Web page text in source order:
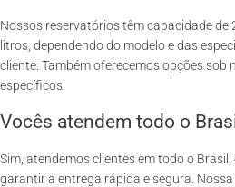
Nossos reservatórios têm capacidade de
litros, dependendo do modelo e das
cliente. Também oferecemos opções sob
específicos.
Vocês atendem todo o
Sim, atendemos clientes em todo o
garantir a entrega rápida e segura.